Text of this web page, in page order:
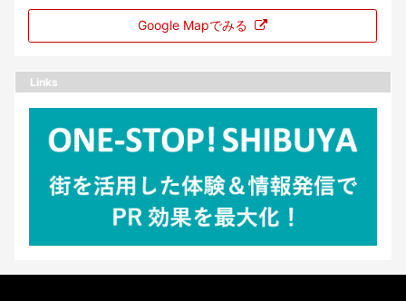
Google Mapでみる
Links